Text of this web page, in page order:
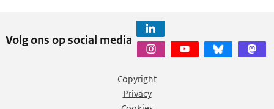
Volg ons op social media
Copyright
Privacy